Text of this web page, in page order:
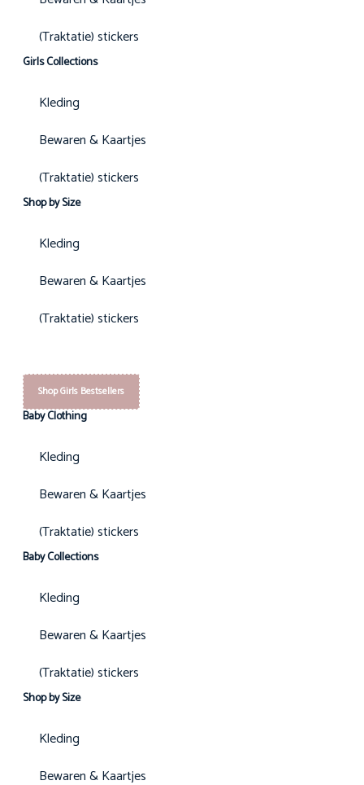
(Traktatie) stickers
Girls Collections
Kleding
Bewaren & Kaartjes
(Traktatie) stickers
Shop by Size
Kleding
Bewaren & Kaartjes
(Traktatie) stickers
Shop Girls Bestsellers
Baby Clothing
Kleding
Bewaren & Kaartjes
(Traktatie) stickers
Baby Collections
Kleding
Bewaren & Kaartjes
(Traktatie) stickers
Shop by Size
Kleding
Bewaren & Kaartjes